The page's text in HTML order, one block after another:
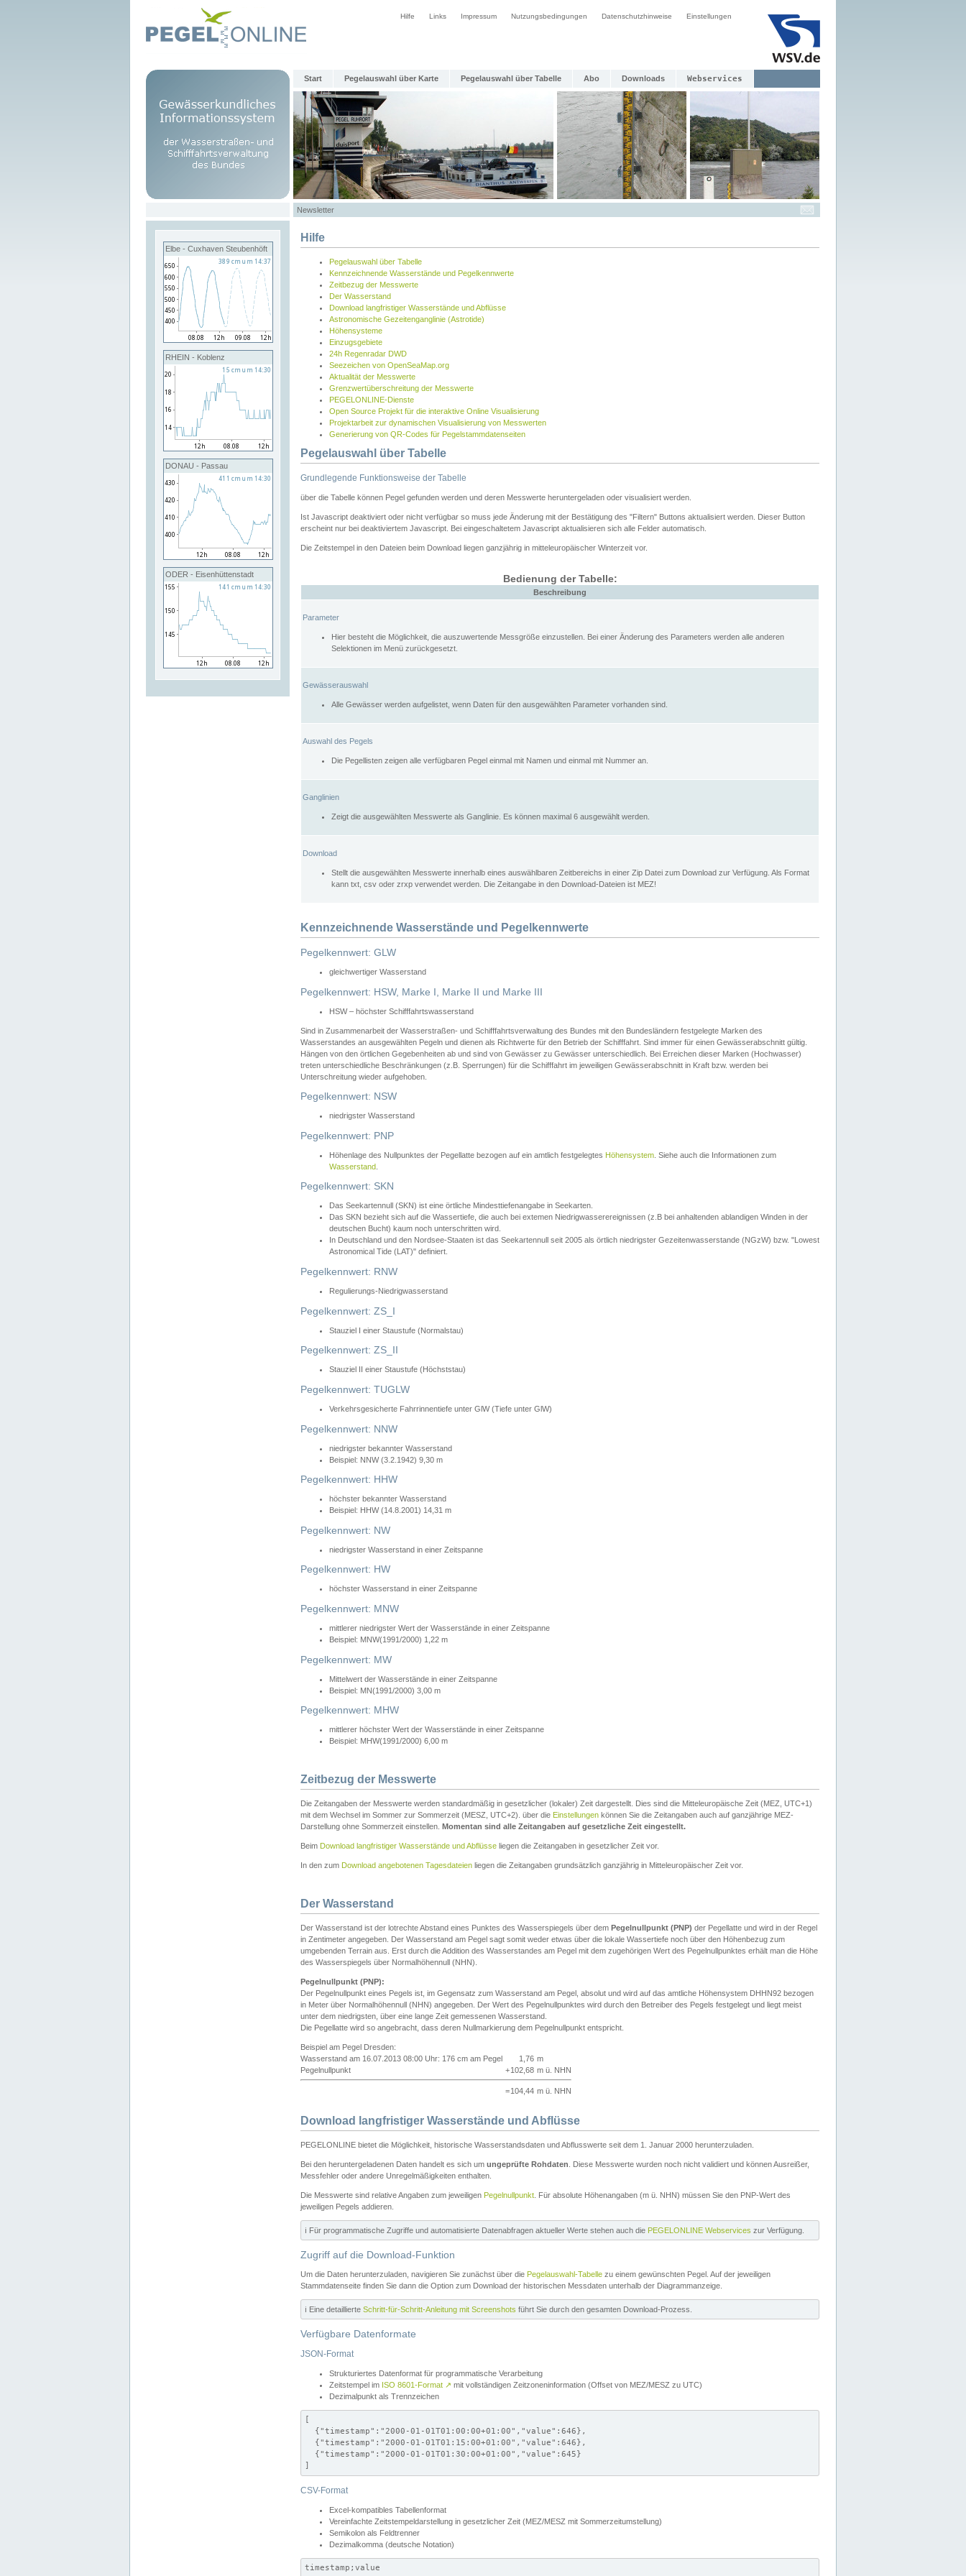
Hilfe Links Impressum Nutzungsbedingungen Datenschutzhinweise Einstellungen
Start Pegelauswahl über Karte Pegelauswahl über Tabelle Abo Downloads Webservices
Newsletter
Elbe - Cuxhaven Steubenhöft
RHEIN - Koblenz
DONAU - Passau
ODER - Eisenhüttenstadt
Hilfe
Pegelauswahl über Tabelle
Kennzeichnende Wasserstände und Pegelkennwerte
Zeitbezug der Messwerte
Der Wasserstand
Download langfristiger Wasserstände und Abflüsse
Astronomische Gezeitenganglinie (Astrotide)
Höhensysteme
Einzugsgebiete
24h Regenradar DWD
Seezeichen von OpenSeaMap.org
Aktualität der Messwerte
Grenzwertüberschreitung der Messwerte
PEGELONLINE-Dienste
Open Source Projekt für die interaktive Online Visualisierung
Projektarbeit zur dynamischen Visualisierung von Messwerten
Generierung von QR-Codes für Pegelstammdatenseiten
Pegelauswahl über Tabelle
Grundlegende Funktionsweise der Tabelle
über die Tabelle können Pegel gefunden werden und deren Messwerte heruntergeladen oder visualisiert werden.
Ist Javascript deaktiviert oder nicht verfügbar so muss jede Änderung mit der Bestätigung des "Filtern" Buttons aktualisiert werden. Dieser Button
erscheint nur bei deaktiviertem Javascript. Bei eingeschaltetem Javascript aktualisieren sich alle Felder automatisch.
Die Zeitstempel in den Dateien beim Download liegen ganzjährig in mitteleuropäischer Winterzeit vor.
Bedienung der Tabelle:
Beschreibung
Parameter
Hier besteht die Möglichkeit, die auszuwertende Messgröße einzustellen. Bei einer Änderung des Parameters werden alle anderen
Selektionen im Menü zurückgesetzt.
Gewässerauswahl
Alle Gewässer werden aufgelistet, wenn Daten für den ausgewählten Parameter vorhanden sind.
Auswahl des Pegels
Die Pegellisten zeigen alle verfügbaren Pegel einmal mit Namen und einmal mit Nummer an.
Ganglinien
Zeigt die ausgewählten Messwerte als Ganglinie. Es können maximal 6 ausgewählt werden.
Download
Stellt die ausgewählten Messwerte innerhalb eines auswählbaren Zeitbereichs in einer Zip Datei zum Download zur Verfügung. Als Format
kann txt, csv oder zrxp verwendet werden. Die Zeitangabe in den Download-Dateien ist MEZ!
Kennzeichnende Wasserstände und Pegelkennwerte
Pegelkennwert: GLW
gleichwertiger Wasserstand
Pegelkennwert: HSW, Marke I, Marke II und Marke III
HSW – höchster Schifffahrtswasserstand
Sind in Zusammenarbeit der Wasserstraßen- und Schifffahrtsverwaltung des Bundes mit den Bundesländern festgelegte Marken des
Wasserstandes an ausgewählten Pegeln und dienen als Richtwerte für den Betrieb der Schifffahrt. Sind immer für einen Gewässerabschnitt gültig.
Hängen von den örtlichen Gegebenheiten ab und sind von Gewässer zu Gewässer unterschiedlich. Bei Erreichen dieser Marken (Hochwasser)
treten unterschiedliche Beschränkungen (z.B. Sperrungen) für die Schifffahrt im jeweiligen Gewässerabschnitt in Kraft bzw. werden bei
Unterschreitung wieder aufgehoben.
Pegelkennwert: NSW
niedrigster Wasserstand
Pegelkennwert: PNP
Höhenlage des Nullpunktes der Pegellatte bezogen auf ein amtlich festgelegtes Höhensystem . Siehe auch die Informationen zum
Wasserstand
Pegelkennwert: SKN
Das Seekartennull (SKN) ist eine örtliche Mindesttiefenangabe in Seekarten.
Das SKN bezieht sich auf die Wassertiefe, die auch bei extemen Niedrigwasserereignissen (z.B bei anhaltenden ablandigen Winden in der
deutschen Bucht) kaum noch unterschritten wird.
In Deutschland und den Nordsee-Staaten ist das Seekartennull seit 2005 als örtlich niedrigster Gezeitenwasserstande (NGzW) bzw. "Lowest
Astronomical Tide (LAT)" definiert.
Pegelkennwert: RNW
Regulierungs-Niedrigwasserstand
Pegelkennwert: ZS_I
Stauziel I einer Staustufe (Normalstau)
Pegelkennwert: ZS_II
Stauziel II einer Staustufe (Höchststau)
Pegelkennwert: TUGLW
Verkehrsgesicherte Fahrrinnentiefe unter GlW (Tiefe unter GlW)
Pegelkennwert: NNW
niedrigster bekannter Wasserstand
Beispiel: NNW (3.2.1942) 9,30 m
Pegelkennwert: HHW
höchster bekannter Wasserstand
Beispiel: HHW (14.8.2001) 14,31 m
Pegelkennwert: NW
niedrigster Wasserstand in einer Zeitspanne
Pegelkennwert: HW
höchster Wasserstand in einer Zeitspanne
Pegelkennwert: MNW
mittlerer niedrigster Wert der Wasserstände in einer Zeitspanne
Beispiel: MNW(1991/2000) 1,22 m
Pegelkennwert: MW
Mittelwert der Wasserstände in einer Zeitspanne
Beispiel: MN(1991/2000) 3,00 m
Pegelkennwert: MHW
mittlerer höchster Wert der Wasserstände in einer Zeitspanne
Beispiel: MHW(1991/2000) 6,00 m
Zeitbezug der Messwerte
Die Zeitangaben der Messwerte werden standardmäßig in gesetzlicher (lokaler) Zeit dargestellt. Dies sind die Mitteleuropäische Zeit (MEZ, UTC+1)
mit dem Wechsel im Sommer zur Sommerzeit (MESZ, UTC+2). über die Einstellungen können Sie die Zeitangaben auch auf ganzjährige MEZ-
Darstellung ohne Sommerzeit einstellen. Momentan sind alle Zeitangaben auf gesetzliche Zeit eingestellt.
Beim Download langfristiger Wasserstände und Abflüsse liegen die Zeitangaben in gesetzlicher Zeit vor.
In den zum Download angebotenen Tagesdateien liegen die Zeitangaben grundsätzlich ganzjährig in Mitteleuropäischer Zeit vor.
Der Wasserstand
Der Wasserstand ist der lotrechte Abstand eines Punktes des Wasserspiegels über dem Pegelnullpunkt (PNP) der Pegellatte und wird in der Regel
in Zentimeter angegeben. Der Wasserstand am Pegel sagt somit weder etwas über die lokale Wassertiefe noch über den Höhenbezug zum
umgebenden Terrain aus. Erst durch die Addition des Wasserstandes am Pegel mit dem zugehörigen Wert des Pegelnullpunktes erhält man die Höhe
des Wasserspiegels über Normalhöhennull (NHN).
Pegelnullpunkt (PNP):
Der Pegelnullpunkt eines Pegels ist, im Gegensatz zum Wasserstand am Pegel, absolut und wird auf das amtliche Höhensystem DHHN92 bezogen
in Meter über Normalhöhennull (NHN) angegeben. Der Wert des Pegelnullpunktes wird durch den Betreiber des Pegels festgelegt und liegt meist
unter dem niedrigsten, über eine lange Zeit gemessenen Wasserstand.
Die Pegellatte wird so angebracht, dass deren Nullmarkierung dem Pegelnullpunkt entspricht.
Beispiel am Pegel Dresden:
Wasserstand am 16.07.2013 08:00 Uhr: 176 cm am Pegel
1,76 m
Pegelnullpunkt
+102,68 m ü. NHN
=104,44 m ü. NHN
Download langfristiger Wasserstände und Abflüsse
PEGELONLINE bietet die Möglichkeit, historische Wasserstandsdaten und Abflusswerte seit dem 1. Januar 2000 herunterzuladen.
Bei den heruntergeladenen Daten handelt es sich um ungeprüfte Rohdaten . Diese Messwerte wurden noch nicht validiert und können Ausreißer,
Messfehler oder andere Unregelmäßigkeiten enthalten.
Die Messwerte sind relative Angaben zum jeweiligen Pegelnullpunkt . Für absolute Höhenangaben (m ü. NHN) müssen Sie den PNP-Wert des
jeweiligen Pegels addieren.
ℹ️ Für programmatische Zugriffe und automatisierte Datenabfragen aktueller Werte stehen auch die PEGELONLINE Webservices zur Verfügung.
Zugriff auf die Download-Funktion
Um die Daten herunterzuladen, navigieren Sie zunächst über die Pegelauswahl-Tabelle zu einem gewünschten Pegel. Auf der jeweiligen
Stammdatenseite finden Sie dann die Option zum Download der historischen Messdaten unterhalb der Diagrammanzeige.
ℹ️ Eine detaillierte Schritt-für-Schritt-Anleitung mit Screenshots führt Sie durch den gesamten Download-Prozess.
Verfügbare Datenformate
JSON-Format
Strukturiertes Datenformat für programmatische Verarbeitung
Zeitstempel im ISO 8601-Format ↗ mit vollständigen Zeitzoneninformation (Offset von MEZ/MESZ zu UTC)
Dezimalpunkt als Trennzeichen
[
  {"timestamp":"2000-01-01T01:00:00+01:00","value":646},
  {"timestamp":"2000-01-01T01:15:00+01:00","value":646},
  {"timestamp":"2000-01-01T01:30:00+01:00","value":645}
]
CSV-Format
Excel-kompatibles Tabellenformat
Vereinfachte Zeitstempeldarstellung in gesetzlicher Zeit (MEZ/MESZ mit Sommerzeitumstellung)
Semikolon als Feldtrenner
Dezimalkomma (deutsche Notation)
timestamp;value